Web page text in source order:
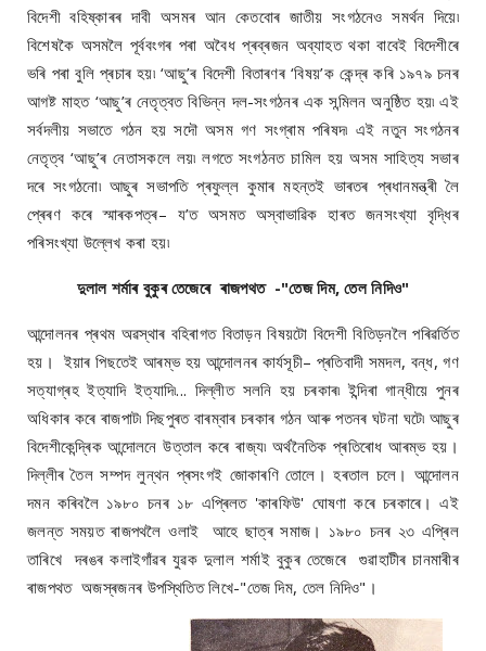
বিদেশী বহিষ্কাৰৰ দাবী অসমৰ আন কেতবোৰ জাতীয় সংগঠনেও সমৰ্থন দিয়ে৷
বিশেষকৈ অসমলৈ পূৰ্ববংগৰ পৰা অবৈধ প্ৰব্ৰজন অব্যাহত থকা বাবেই বিদেশীৰে
ভৰি পৰা বুলি প্ৰচাৰ হয়৷ ‘আছু’ৰ বিদেশী বিতাৰণৰ ‘বিষয়’ক কেন্দ্ৰ কৰি ১৯৭৯ চনৰ
আগষ্ট মাহত ‘আছু’ৰ নেতৃত্বত বিভিন্ন দল-সংগঠনৰ এক সন্মিলন অনুষ্ঠিত হয়৷ এই
সৰ্বদলীয় সভাতে গঠন হয় সদৌ অসম গণ সংগ্ৰাম পৰিষদ৷ এই নতুন সংগঠনৰ
নেতৃত্ব ‘আছু’ৰ নেতাসকলে লয়৷ লগতে সংগঠনত চামিল হয় অসম সাহিত্য সভাৰ
দৰে সংগঠনো৷ আছুৰ সভাপতি প্ৰফুল্ল কুমাৰ মহন্তই ভাৰতৰ প্ৰধানমন্ত্ৰী লৈ
প্ৰেৰণ কৰে স্মাৰকপত্ৰ– য’ত অসমত অস্বাভাৱিক হাৰত জনসংখ্যা বৃদ্ধিৰ
পৰিসংখ্যা উল্লেখ কৰা হয়৷
দুলাল শৰ্মাৰ বুকুৰ তেজেৰে ৰাজপথত -"তেজ দিম, তেল নিদিও"
আন্দোলনৰ প্ৰথম অৱস্থাৰ বহিৰাগত বিতাড়ন বিষয়টো বিদেশী বিতিড়নলৈ পৰিৱৰ্তিত
হয়। ইয়াৰ পিছতেই আৰম্ভ হয় আন্দোলনৰ কাৰ্যসূচী– প্ৰতিবাদী সমদল, বন্ধ, গণ
সত্যাগ্ৰহ ইত্যাদি ইত্যাদি৷... দিল্লীত সলনি হয় চৰকাৰ৷ ইন্দিৰা গান্ধীয়ে পুনৰ
অধিকাৰ কৰে ৰাজপাট৷ দিছপুৰত বাৰম্বাৰ চৰকাৰ গঠন আৰু পতনৰ ঘটনা ঘটে৷ আছুৰ
বিদেশীকেন্দ্ৰিক আন্দোলনে উত্তাল কৰে ৰাজ্য৷ অৰ্থনৈতিক প্ৰতিৰোধ আৰম্ভ হয়।
দিল্লীৰ তৈল সম্পদ লুন্থন প্ৰসংগই জোকাৰণি তোলে। হৰতাল চলে। আন্দোলন
দমন কৰিবলৈ ১৯৮০ চনৰ ১৮ এপ্ৰিলত 'কাৰফিউ' ঘোষণা কৰে চৰকাৰে। এই
জলন্ত সময়ত ৰাজপথলৈ ওলাই আহে ছাত্ৰ সমাজ। ১৯৮০ চনৰ ২৩ এপ্ৰিল
তাৰিখে দৰঙৰ কলাইগাঁৱৰ যুৱক দুলাল শৰ্মাই বুকুৰ তেজেৰে গুৱাহাটীৰ চানমাৰীৰ
ৰাজপথত অজস্ৰজনৰ উপস্থিতিত লিখে-"তেজ দিম, তেল নিদিও"।